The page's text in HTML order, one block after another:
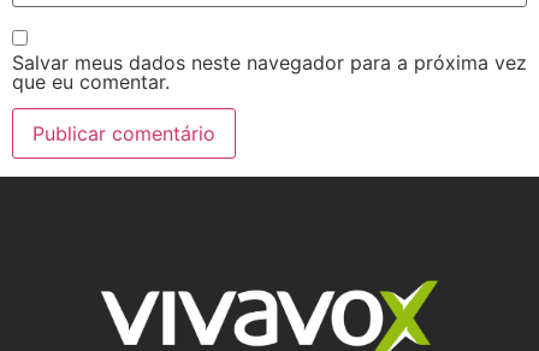
Salvar meus dados neste navegador para a próxima vez
que eu comentar.